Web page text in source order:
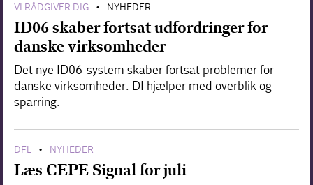
VI RÅDGIVER DIG • NYHEDER
ID06 skaber fortsat udfordringer for
danske virksomheder
Det nye ID06-system skaber fortsat problemer for
danske virksomheder. DI hjælper med overblik og
sparring.
DFL • NYHEDER
Læs CEPE Signal for juli